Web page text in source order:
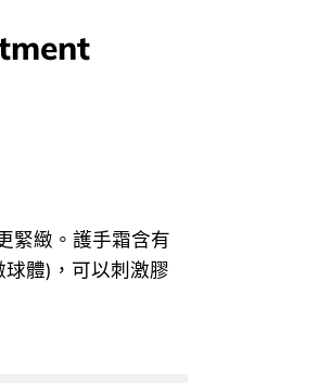
緊緻。護手霜含有
體)，可以刺激膠